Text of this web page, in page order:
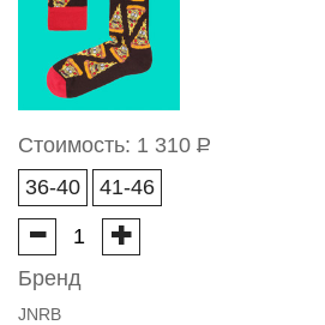
Стоимость: 1 310 Р
36-40
41-46
Бренд
JNRB